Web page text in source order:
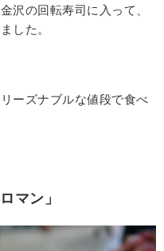
沢の回転寿司に入って、
した。
ーズナブルな値段で食べ
マン」